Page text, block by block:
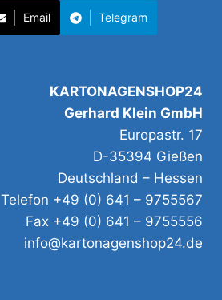
Email Telegram
KARTONAGENSHOP24
Gerhard Klein GmbH
Europastr. 17
D-35394 Gießen
Deutschland – Hessen
Telefon +49 (0) 641 – 9755567
Fax +49 (0) 641 – 9755556
info@kartonagenshop24.de